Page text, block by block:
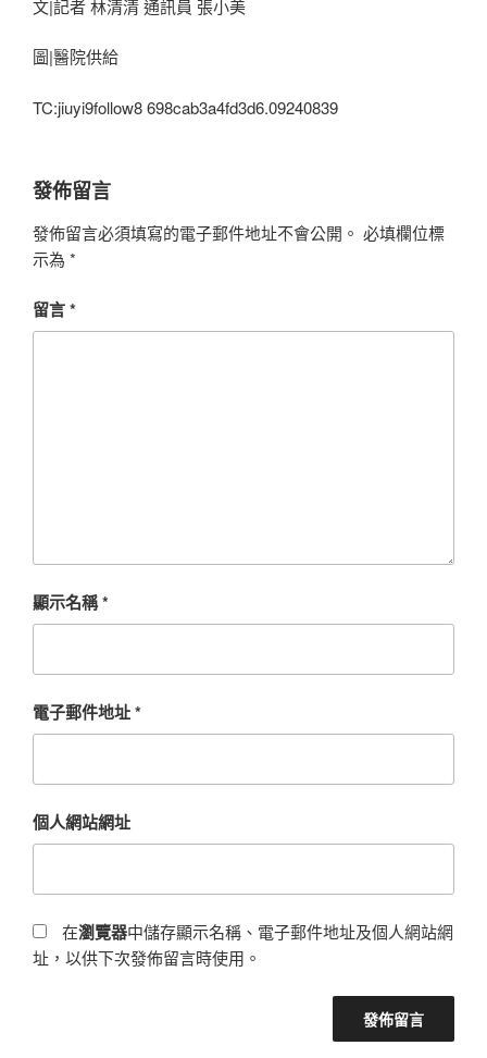
文|記者 林清清 通訊員 張小美
圖|醫院供給
TC:jiuyi9follow8 698cab3a4fd3d6.09240839
發佈留言
發佈留言必須填寫的電子郵件地址不會公開。 必填欄位標
示為 *
留言*
顯示名稱*
電子郵件地址*
個人網站網址
在瀏覽器中儲存顯示名稱、電子郵件地址及個人網站網
址，以供下次發佈留言時使用。